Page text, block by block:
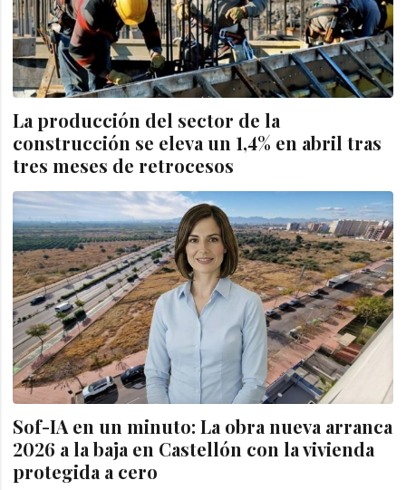
La producción del sector de la
construcción se eleva un 1,4% en abril tras
tres meses de retrocesos
Sof-IA en un minuto: La obra nueva arranca
2026 a la baja en Castellón con la vivienda
protegida a cero